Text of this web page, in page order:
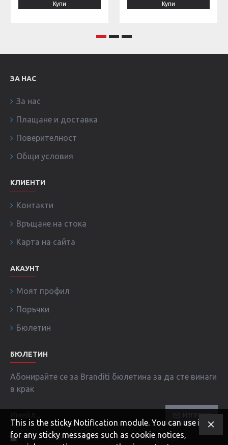
Купи Купи
ЗА НАС
За нас
Плащане и доставка
Поверителност
Общи условия
КЛИЕНТИ
Контакти
Връщане на стока
Карта на сайта
АКАУНТ
Моят профил
Поръчки
Бюлетин
БЮЛЕТИН
Абонирайте се за Branditi бюлетина за да сте винаги
в крак
ИЗПРАТИ
Прочел съм и съм съгласен с условията в страница
This is the sticky Notification module. You can use it
for any sticky messages such as cookie notices,